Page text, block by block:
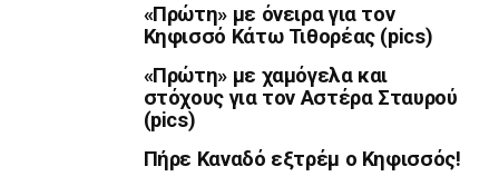
«Πρώτη» με όνειρα για τον
Κηφισσό Κάτω Τιθορέας (pics)
«Πρώτη» με χαμόγελα και
στόχους για τον Αστέρα Σταυρού
(pics)
Πήρε Καναδό εξτρέμ ο Κηφισσός!